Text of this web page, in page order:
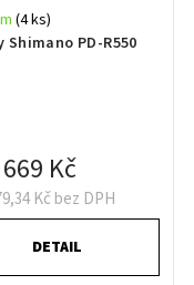
Shimano PD-R550
(4 ks)
Kč bez DPH
Kč
DETAIL